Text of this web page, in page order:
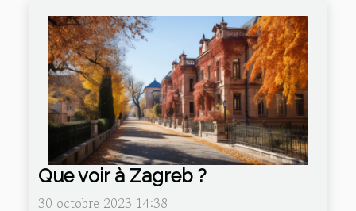
Que voir à Zagreb ?
30 octobre 2023 14:38